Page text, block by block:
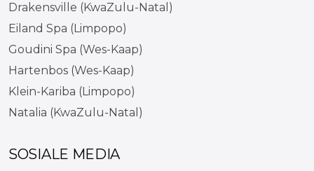
Drakensville (KwaZulu-Natal)
Eiland Spa (Limpopo)
Goudini Spa (Wes-Kaap)
Hartenbos (Wes-Kaap)
Klein-Kariba (Limpopo)
Natalia (KwaZulu-Natal)
SOSIALE MEDIA